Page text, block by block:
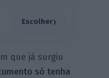
Escolher›
que já surgiu
só tenha